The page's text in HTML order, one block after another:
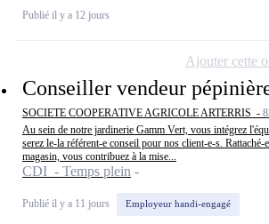
Publié il y a 12 jours
Conseiller vendeur
SOCIETE COOPERATIVE AGRICOLE ARTERRIS -
Au sein de notre jardinerie Gamm Vert, vous intégrez
serez le-la référent-e conseil pour nos client-e-s. Rattaché-
magasin, vous contribuez à la mise...
CDI - Temps plein
Publié il y a 11 jours Employeur handi-engagé
Ajouter cette